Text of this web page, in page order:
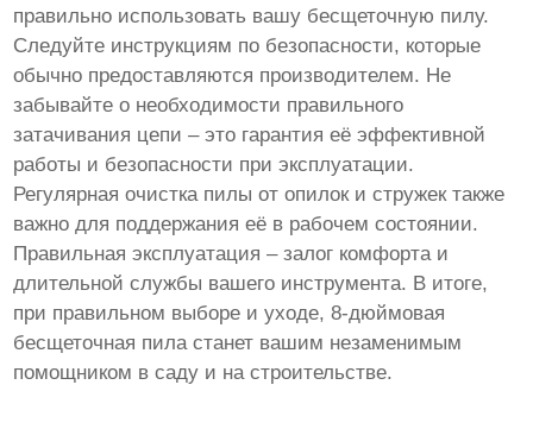
правильно использовать вашу бесщеточную пилу.
Следуйте инструкциям по безопасности, которые
обычно предоставляются производителем. Не
забывайте о необходимости правильного
затачивания цепи – это гарантия её эффективной
работы и безопасности при эксплуатации.
Регулярная очистка пилы от опилок и стружек также
важно для поддержания её в рабочем состоянии.
Правильная эксплуатация – залог комфорта и
длительной службы вашего инструмента. В итоге,
при правильном выборе и уходе, 8-дюймовая
бесщеточная пила станет вашим незаменимым
помощником в саду и на строительстве.